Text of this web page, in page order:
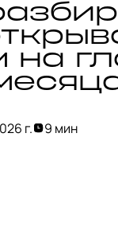
на
г. 9 мин